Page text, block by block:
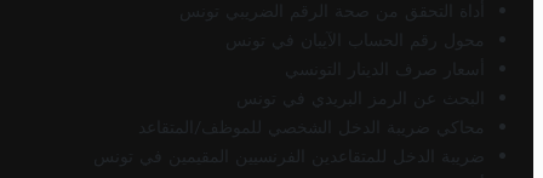
أداة التحقق من صحة الرقم الضريبي تونس
محول رقم الحساب الآيبان في تونس
أسعار صرف الدينار التونسي
البحث عن الرمز البريدي في تونس
محاكي ضريبة الدخل الشخصي للموظف/المتقاعد
ضريبة الدخل للمتقاعدين الفرنسيين المقيمين في تونس